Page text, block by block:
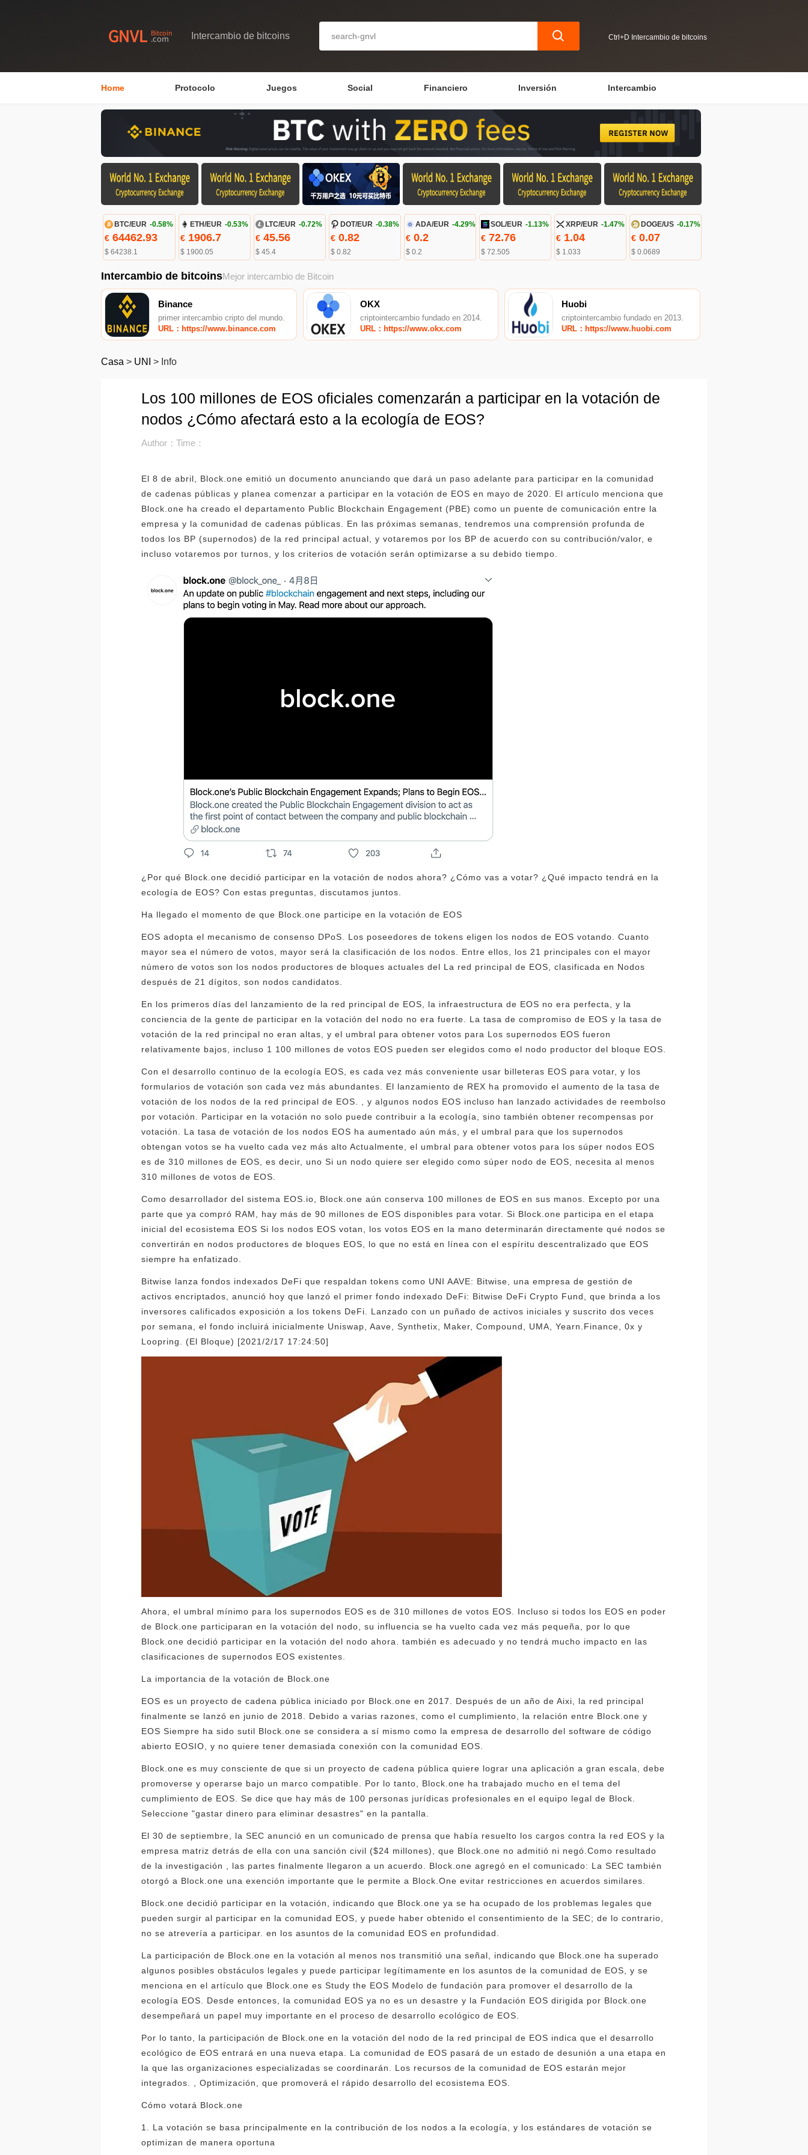
Intercambio de bitcoins Ctrl+D Intercambio de bitcoins
Home Protocolo Juegos Social Financiero Inversión Intercambio
BTC/EUR -0.58%
€ 64462.93
$ 64238.1
ETH/EUR -0.53%
€1906.7
$ 1900.05
LTC/EUR -0.72%
€45.56
$ 45.4
DOT/EUR -0.38%
€0.82
$ 0.82
ADA/EUR -4.29%
€0.2
$ 0.2
SOL/EUR -1.13%
€ 72.76
$ 72.505
XRP/EUR -1.47%
€ 1.04
$ 1.033
DOGE/US -0.17%
€ 0.07
$ 0.0689
Intercambio de bitcoinsMejor intercambio de Bitcoin
Binance
primer intercambio cripto del mundo.
URL：https://www.binance.com
OKX
criptointercambio fundado en 2014.
URL：https://www.okx.com
Huobi
criptointercambio fundado en 2013.
URL：https://www.huobi.com
Casa > UNI > Info
Los 100 millones de EOS oficiales comenzarán a participar en la votación de
nodos ¿Cómo afectará esto a la ecología de EOS?
Author：Time：
El 8 de abril, Block.one emitió un documento anunciando que dará un paso adelante para participar en la comunidad
de cadenas públicas y planea comenzar a participar en la votación de EOS en mayo de 2020. El artículo menciona que
Block.one ha creado el departamento Public Blockchain Engagement (PBE) como un puente de comunicación entre la
empresa y la comunidad de cadenas públicas. En las próximas semanas, tendremos una comprensión profunda de
todos los BP (supernodos) de la red principal actual, y votaremos por los BP de acuerdo con su contribución/valor, e
incluso votaremos por turnos, y los criterios de votación serán optimizarse a su debido tiempo.
¿Por qué Block.one decidió participar en la votación de nodos ahora? ¿Cómo vas a votar? ¿Qué impacto tendrá en la
ecología de EOS? Con estas preguntas, discutamos juntos.
Ha llegado el momento de que Block.one participe en la votación de EOS
EOS adopta el mecanismo de consenso DPoS. Los poseedores de tokens eligen los nodos de EOS votando. Cuanto
mayor sea el número de votos, mayor será la clasificación de los nodos. Entre ellos, los 21 principales con el mayor
número de votos son los nodos productores de bloques actuales del La red principal de EOS, clasificada en Nodos
después de 21 dígitos, son nodos candidatos.
En los primeros días del lanzamiento de la red principal de EOS, la infraestructura de EOS no era perfecta, y la
conciencia de la gente de participar en la votación del nodo no era fuerte. La tasa de compromiso de EOS y la tasa de
votación de la red principal no eran altas, y el umbral para obtener votos para Los supernodos EOS fueron
relativamente bajos, incluso 1 100 millones de votos EOS pueden ser elegidos como el nodo productor del bloque EOS.
Con el desarrollo continuo de la ecología EOS, es cada vez más conveniente usar billeteras EOS para votar, y los
formularios de votación son cada vez más abundantes. El lanzamiento de REX ha promovido el aumento de la tasa de
votación de los nodos de la red principal de EOS. , y algunos nodos EOS incluso han lanzado actividades de reembolso
por votación. Participar en la votación no solo puede contribuir a la ecología, sino también obtener recompensas por
votación. La tasa de votación de los nodos EOS ha aumentado aún más, y el umbral para que los supernodos
obtengan votos se ha vuelto cada vez más alto Actualmente, el umbral para obtener votos para los súper nodos EOS
es de 310 millones de EOS, es decir, uno Si un nodo quiere ser elegido como súper nodo de EOS, necesita al menos
310 millones de votos de EOS.
Como desarrollador del sistema EOS.io, Block.one aún conserva 100 millones de EOS en sus manos. Excepto por una
parte que ya compró RAM, hay más de 90 millones de EOS disponibles para votar. Si Block.one participa en el etapa
inicial del ecosistema EOS Si los nodos EOS votan, los votos EOS en la mano determinarán directamente qué nodos se
convertirán en nodos productores de bloques EOS, lo que no está en línea con el espíritu descentralizado que EOS
siempre ha enfatizado.
Bitwise lanza fondos indexados DeFi que respaldan tokens como UNI AAVE: Bitwise, una empresa de gestión de
activos encriptados, anunció hoy que lanzó el primer fondo indexado DeFi: Bitwise DeFi Crypto Fund, que brinda a los
inversores calificados exposición a los tokens DeFi. Lanzado con un puñado de activos iniciales y suscrito dos veces
por semana, el fondo incluirá inicialmente Uniswap, Aave, Synthetix, Maker, Compound, UMA, Yearn.Finance, 0x y
Loopring. (El Bloque) [2021/2/17 17:24:50]
Ahora, el umbral mínimo para los supernodos EOS es de 310 millones de votos EOS. Incluso si todos los EOS en poder
de Block.one participaran en la votación del nodo, su influencia se ha vuelto cada vez más pequeña, por lo que
Block.one decidió participar en la votación del nodo ahora. también es adecuado y no tendrá mucho impacto en las
clasificaciones de supernodos EOS existentes.
La importancia de la votación de Block.one
EOS es un proyecto de cadena pública iniciado por Block.one en 2017. Después de un año de Aixi, la red principal
finalmente se lanzó en junio de 2018. Debido a varias razones, como el cumplimiento, la relación entre Block.one y
EOS Siempre ha sido sutil Block.one se considera a sí mismo como la empresa de desarrollo del software de código
abierto EOSIO, y no quiere tener demasiada conexión con la comunidad EOS.
Block.one es muy consciente de que si un proyecto de cadena pública quiere lograr una aplicación a gran escala, debe
promoverse y operarse bajo un marco compatible. Por lo tanto, Block.one ha trabajado mucho en el tema del
cumplimiento de EOS. Se dice que hay más de 100 personas jurídicas profesionales en el equipo legal de Block.
Seleccione "gastar dinero para eliminar desastres" en la pantalla.
El 30 de septiembre, la SEC anunció en un comunicado de prensa que había resuelto los cargos contra la red EOS y la
empresa matriz detrás de ella con una sanción civil ($24 millones), que Block.one no admitió ni negó.Como resultado
de la investigación , las partes finalmente llegaron a un acuerdo. Block.one agregó en el comunicado: La SEC también
otorgó a Block.one una exención importante que le permite a Block.One evitar restricciones en acuerdos similares.
Block.one decidió participar en la votación, indicando que Block.one ya se ha ocupado de los problemas legales que
pueden surgir al participar en la comunidad EOS, y puede haber obtenido el consentimiento de la SEC; de lo contrario,
no se atrevería a participar. en los asuntos de la comunidad EOS en profundidad.
La participación de Block.one en la votación al menos nos transmitió una señal, indicando que Block.one ha superado
algunos posibles obstáculos legales y puede participar legítimamente en los asuntos de la comunidad de EOS, y se
menciona en el artículo que Block.one es Study the EOS Modelo de fundación para promover el desarrollo de la
ecología EOS. Desde entonces, la comunidad EOS ya no es un desastre y la Fundación EOS dirigida por Block.one
desempeñará un papel muy importante en el proceso de desarrollo ecológico de EOS.
Por lo tanto, la participación de Block.one en la votación del nodo de la red principal de EOS indica que el desarrollo
ecológico de EOS entrará en una nueva etapa. La comunidad de EOS pasará de un estado de desunión a una etapa en
la que las organizaciones especializadas se coordinarán. Los recursos de la comunidad de EOS estarán mejor
integrados. , Optimización, que promoverá el rápido desarrollo del ecosistema EOS.
Cómo votará Block.one
1. La votación se basa principalmente en la contribución de los nodos a la ecología, y los estándares de votación se
optimizan de manera oportuna